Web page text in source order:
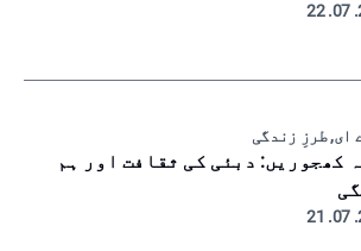
ای, طرزِ زندگی
کھجوریں: دبئی کی ثقافت اور ہم